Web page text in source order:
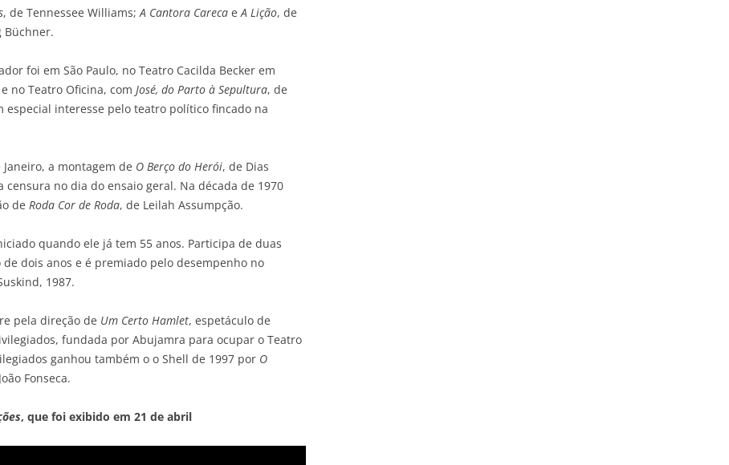
, de Tennessee Williams;A Cantora Careca eA Lição, de
Büchner.
foi em São Paulo, no Teatro Cacilda Becker em
no Teatro Oficina, com José, do Parto à Sepultura, de
especial interesse pelo teatro político fincado na
a montagem de O Berço do Herói, de Dias
no dia do ensaio geral. Na década de 1970
de Roda Cor de Roda, de Leilah Assumpção.
quando ele já tem 55 anos. Participa de duas
dois anos e é premiado pelo desempenho no
1987.
pela direção de Um Certo Hamlet, espetáculo de
fundada por Abujamra para ocupar o Teatro
ganhou também o o Shell de 1997 por O
Fonseca.
, que foi exibido em 21 de abril